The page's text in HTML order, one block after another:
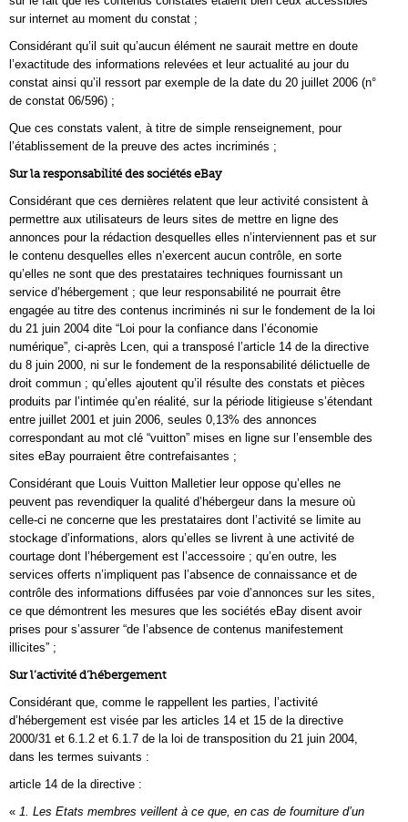
sur internet au moment du constat ;
Considérant qu’il suit qu’aucun élément ne saurait mettre en doute
l’exactitude des informations relevées et leur actualité au jour du
constat ainsi qu’il ressort par exemple de la date du 20 juillet 2006 (n°
de constat 06/596) ;
Que ces constats valent, à titre de simple renseignement, pour
l’établissement de la preuve des actes incriminés ;
Sur la responsabilité des sociétés eBay
Considérant que ces dernières relatent que leur activité consistent à
permettre aux utilisateurs de leurs sites de mettre en ligne des
annonces pour la rédaction desquelles elles n’interviennent pas et sur
le contenu desquelles elles n’exercent aucun contrôle, en sorte
qu’elles ne sont que des prestataires techniques fournissant un
service d’hébergement ; que leur responsabilité ne pourrait être
engagée au titre des contenus incriminés ni sur le fondement de la loi
du 21 juin 2004 dite “Loi pour la confiance dans l’économie
numérique”, ci-après Lcen, qui a transposé l’article 14 de la directive
du 8 juin 2000, ni sur le fondement de la responsabilité délictuelle de
droit commun ; qu’elles ajoutent qu’il résulte des constats et pièces
produits par l’intimée qu’en réalité, sur la période litigieuse s’étendant
entre juillet 2001 et juin 2006, seules 0,13% des annonces
correspondant au mot clé “vuitton” mises en ligne sur l’ensemble des
sites eBay pourraient être contrefaisantes ;
Considérant que Louis Vuitton Malletier leur oppose qu’elles ne
peuvent pas revendiquer la qualité d’hébergeur dans la mesure où
celle-ci ne concerne que les prestataires dont l’activité se limite au
stockage d’informations, alors qu’elles se livrent à une activité de
courtage dont l’hébergement est l’accessoire ; qu’en outre, les
services offerts n’impliquent pas l’absence de connaissance et de
contrôle des informations diffusées par voie d’annonces sur les sites,
ce que démontrent les mesures que les sociétés eBay disent avoir
prises pour s’assurer “de l’absence de contenus manifestement
illicites” ;
Sur l’activité d’hébergement
Considérant que, comme le rappellent les parties, l’activité
d’hébergement est visée par les articles 14 et 15 de la directive
2000/31 et 6.1.2 et 6.1.7 de la loi de transposition du 21 juin 2004,
dans les termes suivants :
article 14 de la directive :
« 1. Les Etats membres veillent à ce que, en cas de fourniture d’un